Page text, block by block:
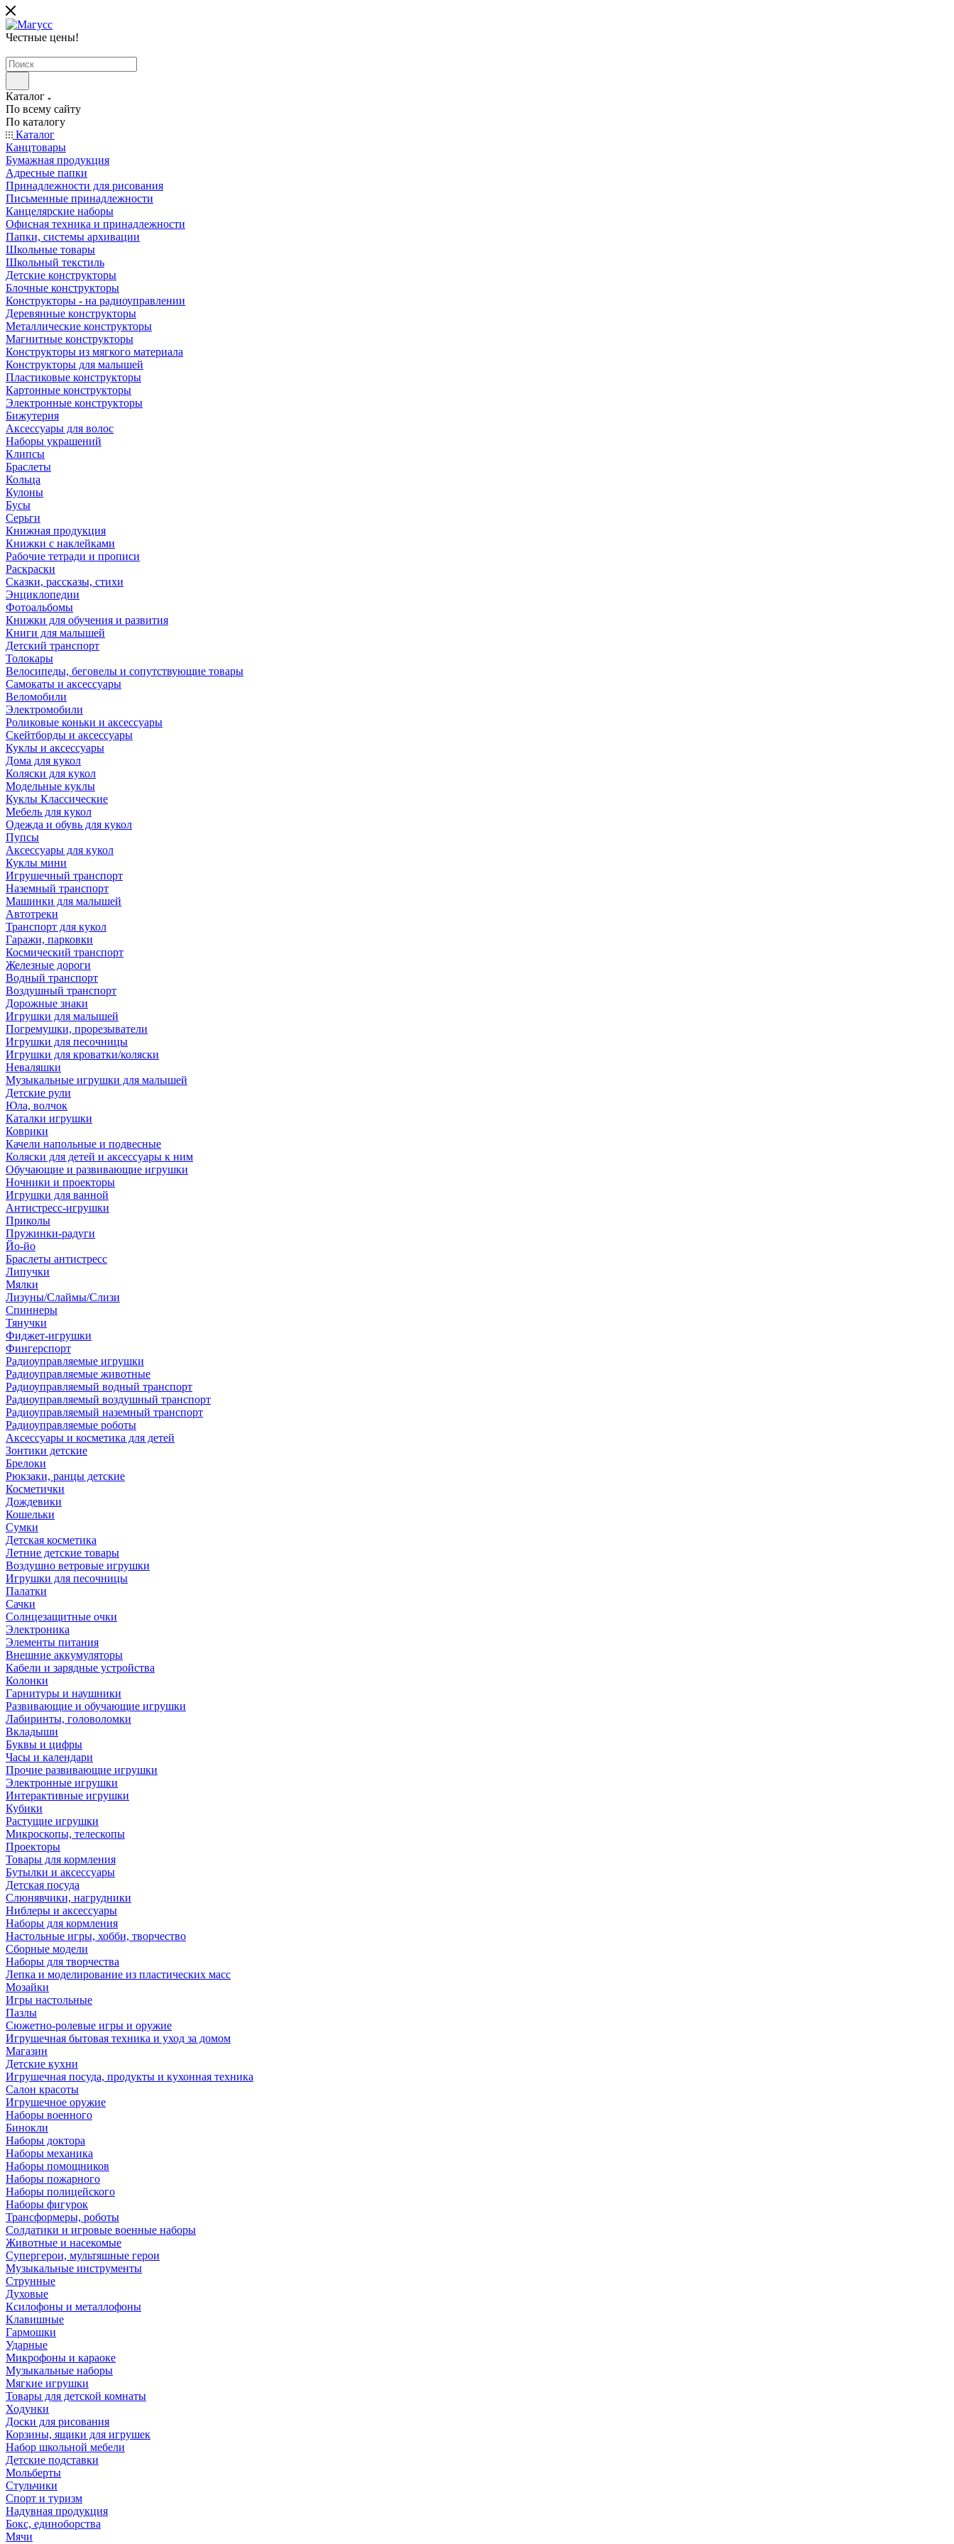
Честные цены!
Каталог
По всему сайту
По каталогу
Каталог
Канцтовары
Бумажная продукция
Адресные папки
Принадлежности для рисования
Письменные принадлежности
Канцелярские наборы
Офисная техника и принадлежности
Папки, системы архивации
Школьные товары
Школьный текстиль
Детские конструкторы
Блочные конструкторы
Конструкторы - на радиоуправлении
Деревянные конструкторы
Металлические конструкторы
Магнитные конструкторы
Конструкторы из мягкого материала
Конструкторы для малышей
Пластиковые конструкторы
Картонные конструкторы
Электронные конструкторы
Бижутерия
Аксессуары для волос
Наборы украшений
Клипсы
Браслеты
Кольца
Кулоны
Бусы
Серьги
Книжная продукция
Книжки с наклейками
Рабочие тетради и прописи
Раскраски
Сказки, рассказы, стихи
Энциклопедии
Фотоальбомы
Книжки для обучения и развития
Книги для малышей
Детский транспорт
Толокары
Велосипеды, беговелы и сопутствующие товары
Самокаты и аксессуары
Веломобили
Электромобили
Роликовые коньки и аксессуары
Скейтборды и аксессуары
Куклы и аксессуары
Дома для кукол
Коляски для кукол
Модельные куклы
Куклы Классические
Мебель для кукол
Одежда и обувь для кукол
Пупсы
Аксессуары для кукол
Куклы мини
Игрушечный транспорт
Наземный транспорт
Машинки для малышей
Автотреки
Транспорт для кукол
Гаражи, парковки
Космический транспорт
Железные дороги
Водный транспорт
Воздушный транспорт
Дорожные знаки
Игрушки для малышей
Погремушки, прорезыватели
Игрушки для песочницы
Игрушки для кроватки/коляски
Неваляшки
Музыкальные игрушки для малышей
Детские рули
Юла, волчок
Каталки игрушки
Коврики
Качели напольные и подвесные
Коляски для детей и аксессуары к ним
Обучающие и развивающие игрушки
Ночники и проекторы
Игрушки для ванной
Антистресс-игрушки
Приколы
Пружинки-радуги
Йо-йо
Браслеты антистресс
Липучки
Мялки
Лизуны/Слаймы/Слизи
Спиннеры
Тянучки
Фиджет-игрушки
Фингерспорт
Радиоуправляемые игрушки
Радиоуправляемые животные
Радиоуправляемый водный транспорт
Радиоуправляемый воздушный транспорт
Радиоуправляемый наземный транспорт
Радиоуправляемые роботы
Аксессуары и косметика для детей
Зонтики детские
Брелоки
Рюкзаки, ранцы детские
Косметички
Дождевики
Кошельки
Сумки
Детская косметика
Летние детские товары
Воздушно ветровые игрушки
Игрушки для песочницы
Палатки
Сачки
Солнцезащитные очки
Электроника
Элементы питания
Внешние аккумуляторы
Кабели и зарядные устройства
Колонки
Гарнитуры и наушники
Развивающие и обучающие игрушки
Лабиринты, головоломки
Вкладыши
Буквы и цифры
Часы и календари
Прочие развивающие игрушки
Электронные игрушки
Интерактивные игрушки
Кубики
Растущие игрушки
Микроскопы, телескопы
Проекторы
Товары для кормления
Бутылки и аксессуары
Детская посуда
Слюнявчики, нагрудники
Ниблеры и аксессуары
Наборы для кормления
Настольные игры, хобби, творчество
Сборные модели
Наборы для творчества
Лепка и моделирование из пластических масс
Мозайки
Игры настольные
Пазлы
Сюжетно-ролевые игры и оружие
Игрушечная бытовая техника и уход за домом
Магазин
Детские кухни
Игрушечная посуда, продукты и кухонная техника
Салон красоты
Игрушечное оружие
Наборы военного
Бинокли
Наборы доктора
Наборы механика
Наборы помощников
Наборы пожарного
Наборы полицейского
Наборы фигурок
Трансформеры, роботы
Солдатики и игровые военные наборы
Животные и насекомые
Супергерои, мультяшные герои
Музыкальные инструменты
Струнные
Духовые
Ксилофоны и металлофоны
Клавишные
Гармошки
Ударные
Микрофоны и караоке
Музыкальные наборы
Мягкие игрушки
Товары для детской комнаты
Ходунки
Доски для рисования
Корзины, ящики для игрушек
Набор школьной мебели
Детские подставки
Мольберты
Стульчики
Спорт и туризм
Надувная продукция
Бокс, единоборства
Мячи